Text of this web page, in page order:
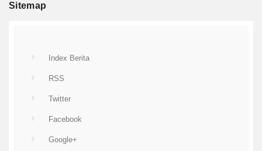
Sitemap
Index Berita
RSS
Twitter
Facebook
Google+